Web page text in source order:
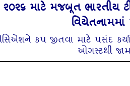
માટે મજબૂત ભારતીય
કપ જીતવા માટે પસંદ
ઓગસ્ટથી